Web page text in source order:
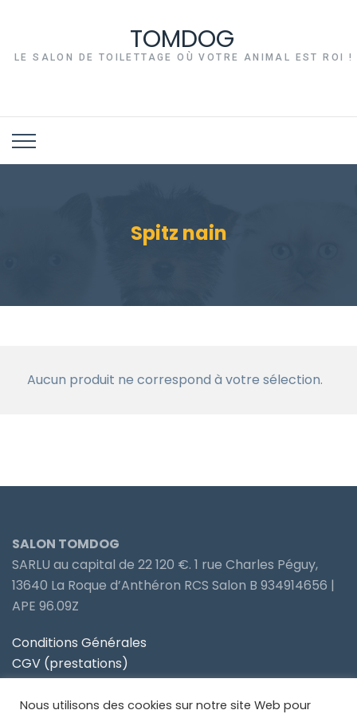
TOMDOG
LE SALON DE TOILETTAGE OÙ VOTRE ANIMAL EST ROI !
Spitz nain
Aucun produit ne correspond à votre sélection.
SALON TOMDOG
SARLU au capital de 22 120 €. 1 rue Charles Péguy,
13640 La Roque d’Anthéron RCS Salon B 934914656 |
APE 96.09Z
Conditions Générales
CGV (prestations)
Politique de confidentialité
Nous utilisons des cookies sur notre site Web pour